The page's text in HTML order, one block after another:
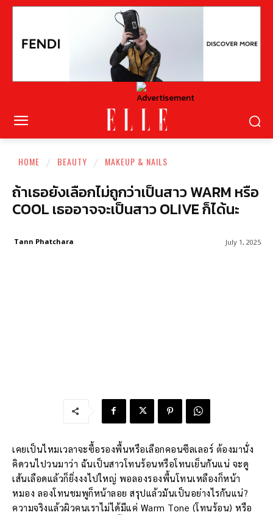
HOME BEAUTY MAKEUP & NAILS
ถ้าเธอยังเลือกไม่ถูกว่าเป็นสาว WARM หรือ
COOL เธออาจจะเป็นสาว OLIVE ก็ได้นะ
July 1, 2025
Tann Phatchara
เคยเป็นไหมเวลาจะซื้อรองพื้นหรือเลือกคอนซีลเลอร์ ต้องมานั่ง
คิดวนไปวนมาว่า ฉันเป็นสาวโทนร้อนหรือโทนเย็นกันแน่ จะดู
เส้นเลือดแล้วก็ยิ่งงงไปใหญ่ พอลองรองพื้นโทนเหลืองก็หน้า
หมอง ลองโทนชมพูก็หน้าลอย สรุปแล้วมันเป็นอย่างไรกันแน่?
ความจริงแล้วผิวคนเราไม่ได้มีแค่ Warm Tone (โทนร้อน) หรือ